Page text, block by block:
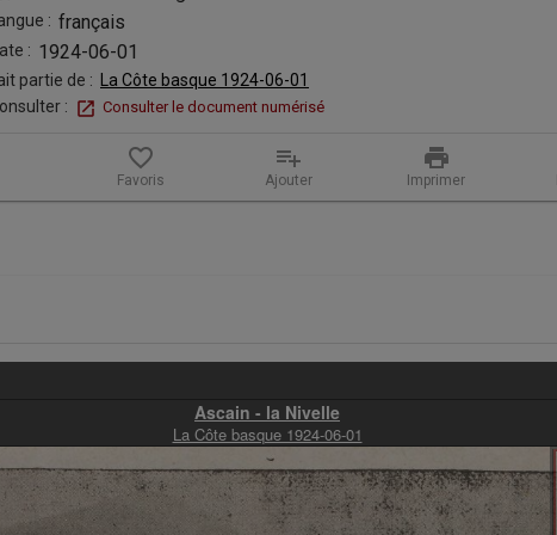
: français
: 1924-06-01
partie de :
La Côte basque 1924-06-01
:
Consulter le document numérisé
favorite_border
Favoris
playlist_add
Ajouter
print
Imprimer